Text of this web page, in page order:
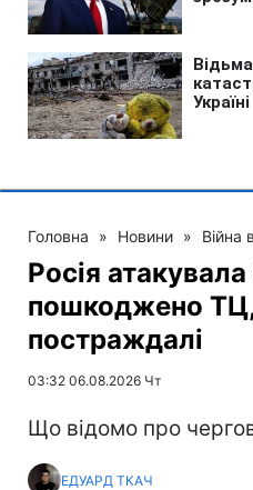
Головна » Новини » Війна
Росія
пошкоджено
постраждалі
03:32 06.08.2026 Чт
Що відомо про
ЕДУАРД ТКАЧ